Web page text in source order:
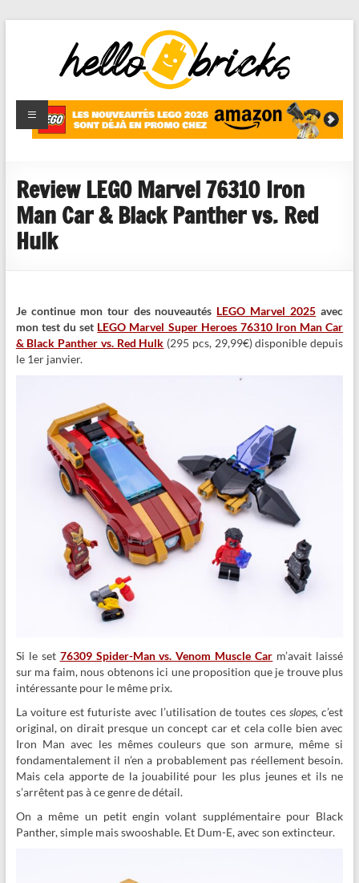
HelloBricks
Blog LEGO,
nouveaut�s
reviews
Review LEGO Marvel 76310 Iron
Man Car & Black Panther vs. Red
Hulk
Je continue mon tour des nouveautés LEGO Marvel 2025 avec
mon test du set LEGO Marvel Super Heroes 76310 Iron Man Car
& Black Panther vs. Red Hulk (295 pcs, 29,99€) disponible depuis
le 1er janvier.
Si le set 76309 Spider-Man vs. Venom Muscle Car m’avait laissé
sur ma faim, nous obtenons ici une proposition que je trouve plus
intéressante pour le même prix.
La voiture est futuriste avec l’utilisation de toutes ces slopes, c’est
original, on dirait presque un concept car et cela colle bien avec
Iron Man avec les mêmes couleurs que son armure, même si
fondamentalement il n’en a probablement pas réellement besoin.
Mais cela apporte de la jouabilité pour les plus jeunes et ils ne
s’arrêtent pas à ce genre de détail.
On a même un petit engin volant supplémentaire pour Black
Panther, simple mais swooshable. Et Dum-E, avec son extincteur.